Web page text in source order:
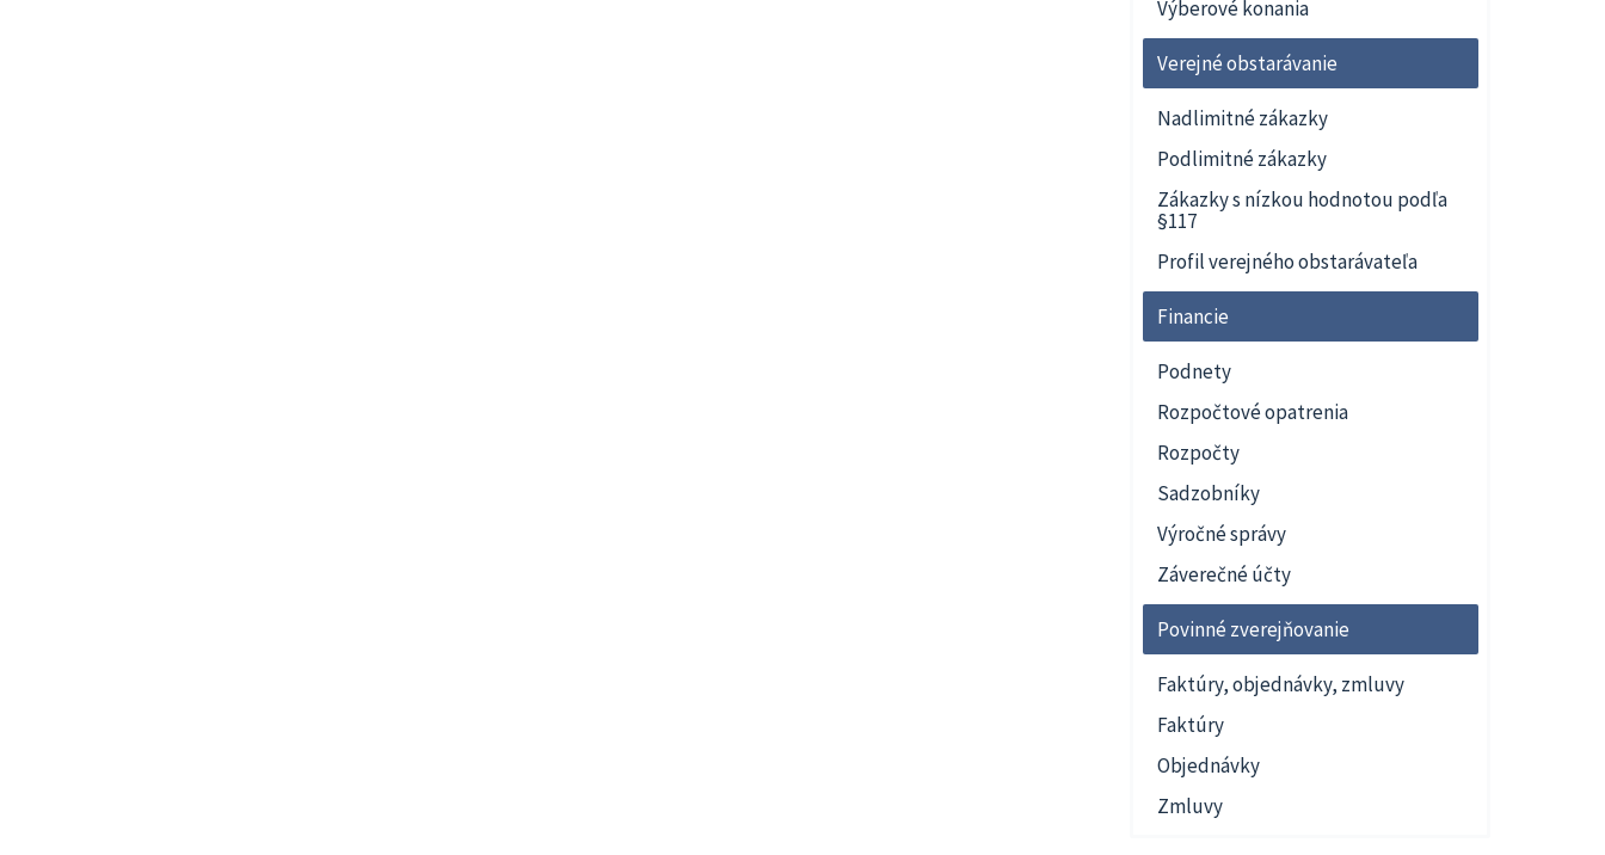
Výberové konania
Verejné obstarávanie
Nadlimitné zákazky
Podlimitné zákazky
Zákazky s nízkou hodnotou podľa
§117
Profil verejného obstarávateľa
Financie
Podnety
Rozpočtové opatrenia
Rozpočty
Sadzobníky
Výročné správy
Záverečné účty
Povinné zverejňovanie
Faktúry, objednávky, zmluvy
Faktúry
Objednávky
Zmluvy